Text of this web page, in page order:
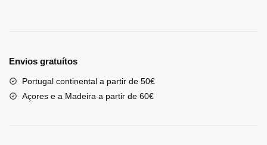
Envios gratuítos
Portugal continental a partir de 50€
Açores e a Madeira a partir de 60€